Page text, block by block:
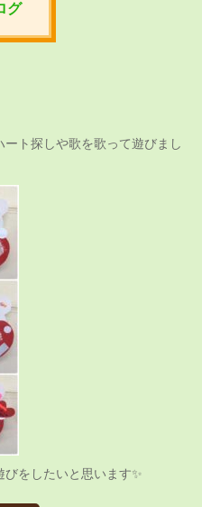
グ
ト探しや歌を歌って遊びまし
をしたいと思います✨